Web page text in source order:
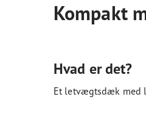
Kompakt
Hvad er det?
Et letvægtsdæk med